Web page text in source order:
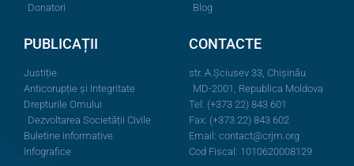
Donatori
Blog
PUBLICAȚII
Justiție
Anticorupție și Integritate
Drepturile Omului
Dezvoltarea Societății Civile
Buletine informative
Infografice
CONTACTE
str. A.Şciusev 33, Chișinău
MD-2001, Republica Moldova
Tel: (+373 22) 843 601
Fax: (+373 22) 843 602
Email: contact@crjm.org
Cod Fiscal: 1010620008129